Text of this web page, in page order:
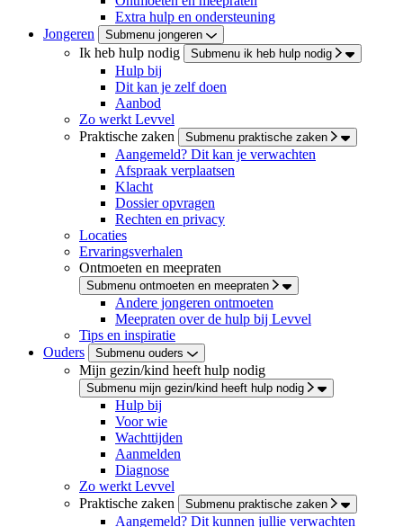
Extra hulp en ondersteuning
Jongeren
Submenu jongeren
Ik heb hulp nodig Submenu ik heb hulp nodig
Hulp bij
Dit kan je zelf doen
Aanbod
Zo werkt Levvel
Praktische zaken
Submenu praktische zaken
Aangemeld? Dit kan je verwachten
Afspraak verplaatsen
Klacht
Dossier opvragen
Rechten en privacy
Locaties
Ervaringsverhalen
Ontmoeten en meepraten
Submenu ontmoeten en meepraten
Andere jongeren ontmoeten
Meepraten over de hulp bij Levvel
Tips en inspiratie
Ouders
Submenu ouders
Mijn gezin/kind heeft hulp nodig
Submenu mijn gezin/kind heeft hulp nodig
Hulp bij
Voor wie
Wachttijden
Aanmelden
Diagnose
Zo werkt Levvel
Praktische zaken
Submenu praktische zaken
Aangemeld? Dit kunnen jullie verwachten